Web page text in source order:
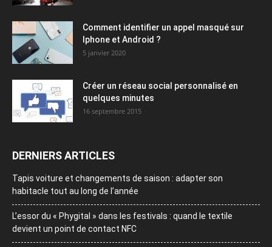
Comment identifier un appel masqué sur
Iphone et Android ?
5 janvier 2020
Créer un réseau social personnalisé en
quelques minutes
16 septembre 2015
DERNIERS ARTICLES
Tapis voiture et changements de saison : adapter son
habitacle tout au long de l’année
L’essor du « Phygital » dans les festivals : quand le textile
devient un point de contact NFC